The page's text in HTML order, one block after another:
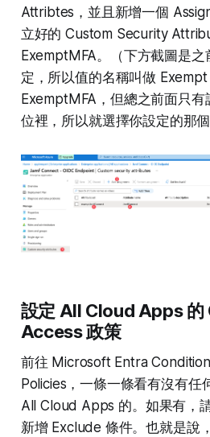
Attribtes，並且新增一個
立好的 Custom Security
ExemptMFA。（下方截圖是
定，所以值的名稱叫做
ExemptMFA，但總之前面只
位裡，所以就選擇你設定的那個
設定 All Cloud Apps
Access 政策
前往 Microsoft Entra
Policies，一條一條看有沒有任
All Cloud Apps 的。如果有，
新增 Exclude 條件。也就是說